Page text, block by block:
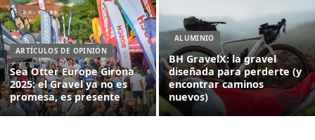
ARTÍCULOS DE OPINIÓN
Sea Otter Europe Girona
2025: el Gravel ya no es
promesa, es presente
ALUMINIO
BH GravelX: la gravel
diseñada para perderte (y
encontrar caminos
nuevos)